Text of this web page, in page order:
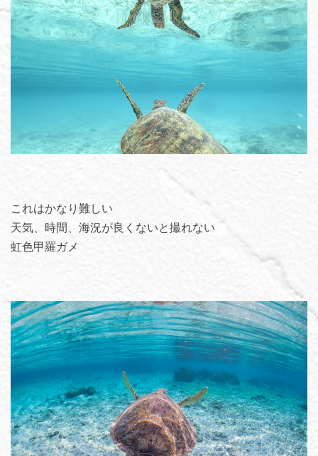
これはかなり難しい
天気、時間、海況が良くないと撮れない
虹色甲羅ガメ